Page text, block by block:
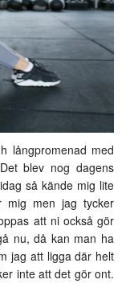
långpromenad med
blev nog dagens
så kände mig lite
mig men jag tycker
att ni också gör
nu, då kan man ha
jag att ligga där helt
inte att det gör ont.